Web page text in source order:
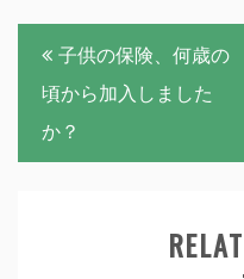
投
稿
ナ
ビ
子供の保険、何歳の
頃から加入しました
か？